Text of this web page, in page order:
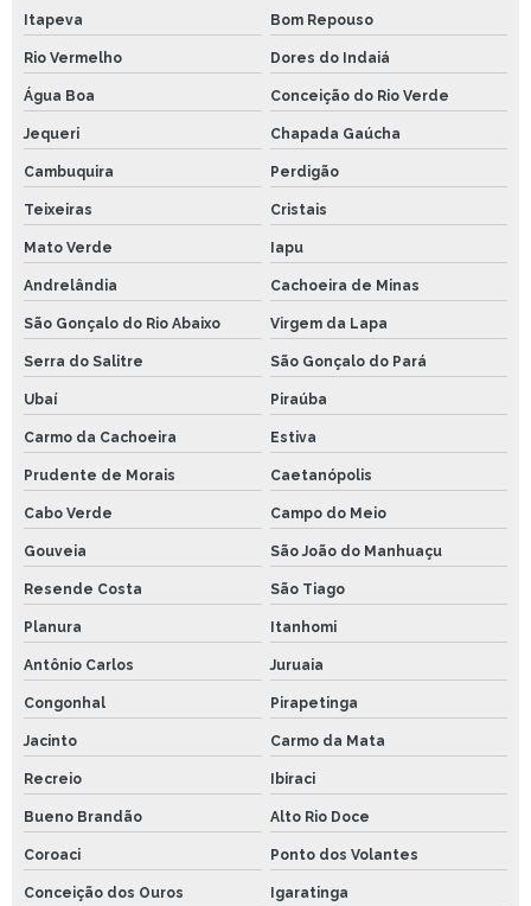
Itapeva Bom Repouso
Rio Vermelho Dores do Indaiá
Água Boa Conceição do Rio Verde
Jequeri Chapada Gaúcha
Cambuquira Perdigão
Teixeiras Cristais
Mato Verde Iapu
Andrelândia Cachoeira de Minas
São Gonçalo do Rio Abaixo Virgem da Lapa
Serra do Salitre São Gonçalo do Pará
Ubaí Piraúba
Carmo da Cachoeira Estiva
Prudente de Morais Caetanópolis
Cabo Verde Campo do Meio
Gouveia São João do Manhuaçu
Resende Costa São Tiago
Planura Itanhomi
Antônio Carlos Juruaia
Congonhal Pirapetinga
Jacinto Carmo da Mata
Recreio Ibiraci
Bueno Brandão Alto Rio Doce
Coroaci Ponto dos Volantes
Conceição dos Ouros Igaratinga